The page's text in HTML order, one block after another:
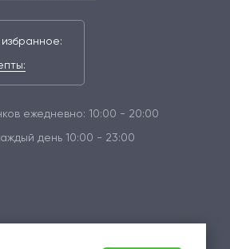
ежедневно: 10:00 - 20:00
день 10:00 - 23:00